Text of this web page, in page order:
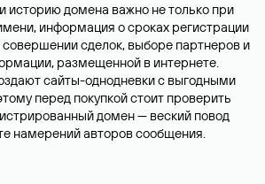
историю домена важно не только при
информация о сроках регистрации
сделок, выборе партнеров и
размещенной в интернете.
сайты-однодневки с выгодными
перед покупкой стоит проверить
домен — веский повод
намерений авторов сообщения.